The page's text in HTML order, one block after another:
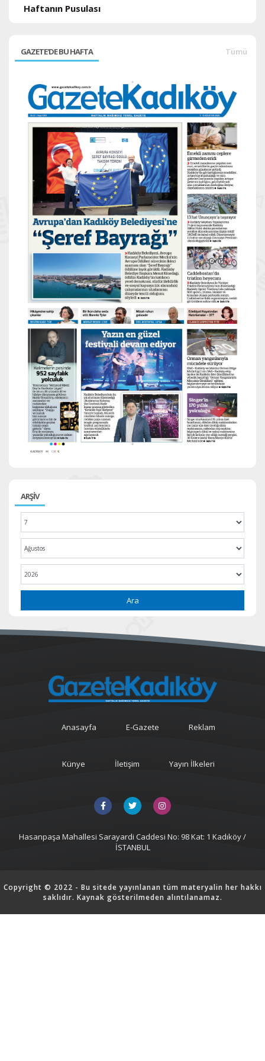
Haftanın Pusulası
GAZETE'DE BU HAFTA Tümü
ARŞİV
Ara
Anasayfa E-Gazete Reklam
Künye İletişim Yayın İlkeleri
Hasanpaşa Mahallesi Sarayardi Caddesi No: 98 Kat: 1 Kadıköy /
İSTANBUL
Copyright © 2022 - Bu sitede yayınlanan tüm materyalin her hakkı
saklıdır. Kaynak gösterilmeden alıntılanamaz.